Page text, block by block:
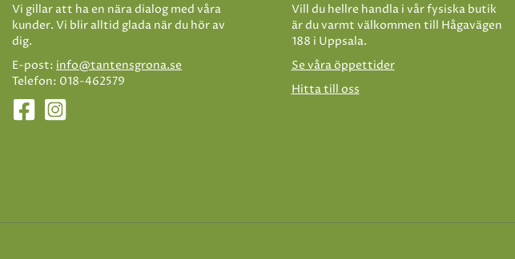
Vi gillar att ha en nära dialog med våra
kunder. Vi blir alltid glada när du hör av
dig.
E-post: info@tantensgrona.se
Telefon: 018-462579
Vill du hellre handla i vår fysiska butik
är du varmt välkommen till Hågavägen
188 i Uppsala.
Se våra öppettider
Hitta till oss